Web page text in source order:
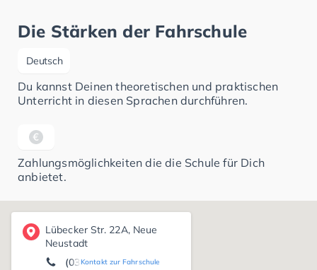
Die Stärken der Fahrschule
Deutsch
Du kannst Deinen theoretischen und praktischen
Unterricht in diesen Sprachen durchführen.
Zahlungsmöglichkeiten die die Schule für Dich
anbietet.
Lübecker Str. 22A, Neue
Neustadt
Kontakt zur Fahrschule
(0391) 2 52 41 49